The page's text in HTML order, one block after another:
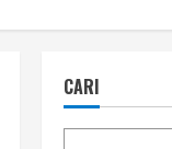
CARI